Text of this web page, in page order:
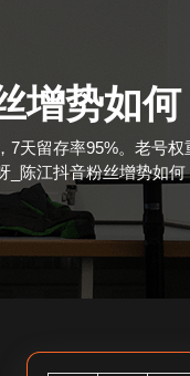
增势如何
天留存率95%。老号
_陈江抖音粉丝增势如何